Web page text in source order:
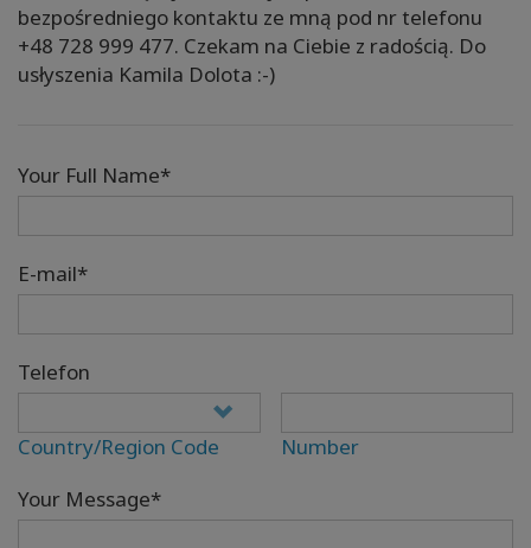
bezpośredniego kontaktu ze mną pod nr telefonu
+48 728 999 477. Czekam na Ciebie z radością. Do
usłyszenia Kamila Dolota :-)
Your Full Name*
E-mail*
Telefon
Country/Region Code
Number
Your Message*